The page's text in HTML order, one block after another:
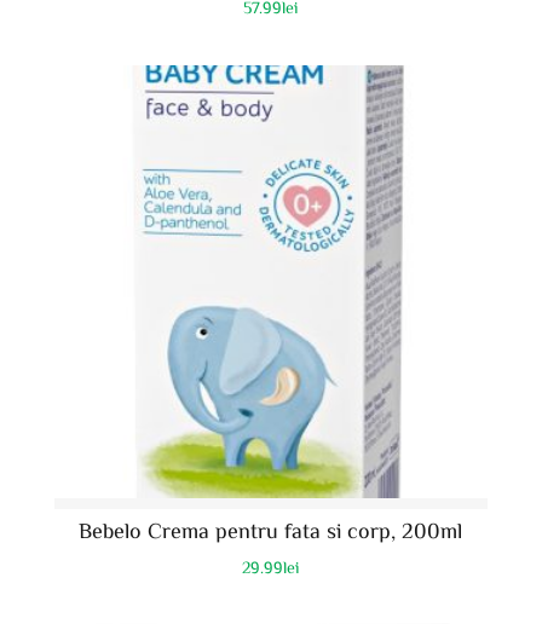
57.99lei
Bebelo Crema pentru fata si corp, 200ml
29.99lei